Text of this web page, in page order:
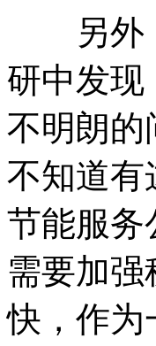
另外，
研中发现
不明朗的
不知道有
节能服务
需要加
快，作为